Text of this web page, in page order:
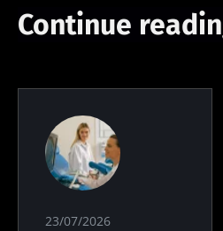
Continue
23/07/2026
Impact des
Lire l'article Lire